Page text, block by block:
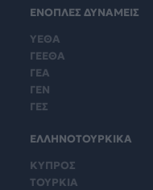
ΕΝΟΠΛΕΣ ΔΥΝΑΜΕΙΣ
ΥΕΘΑ
ΓΕΕΘΑ
ΓΕΑ
ΓΕΝ
ΓΕΣ
ΕΛΛΗΝΟΤΟΥΡΚΙΚΑ
ΚΥΠΡΟΣ
ΤΟΥΡΚΙΑ